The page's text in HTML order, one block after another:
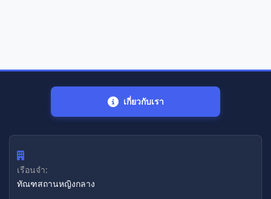
เกี่ยวกับเรา
เรือนจำ:
ทัณฑสถานหญิงกลาง